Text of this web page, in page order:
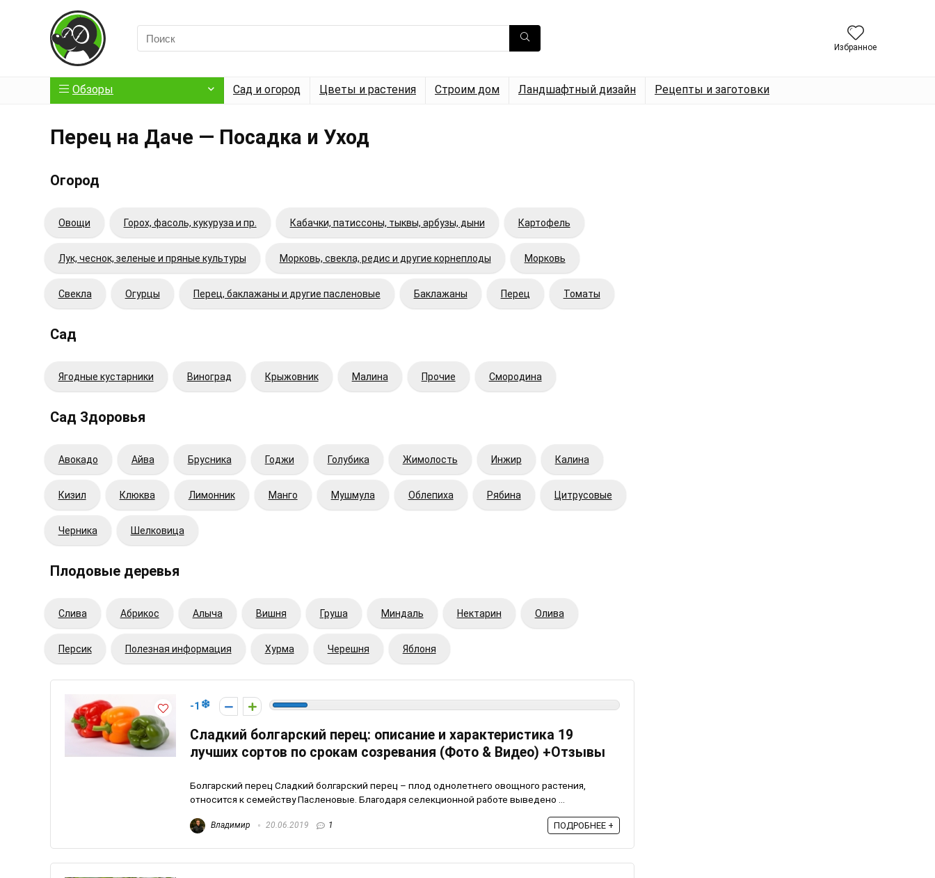
Избранное
Обзоры Сад и огород Цветы и растения Строим дом Ландшафтный дизайн Рецепты и заготовки
Перец на Даче — Посадка и Уход
Огород
Овощи Горох, фасоль, кукуруза и пр. Кабачки, патиссоны, тыквы, арбузы, дыни Картофель
Лук, чеснок, зеленые и пряные культуры Морковь, свекла, редис и другие корнеплоды Морковь
Свекла Огурцы Перец, баклажаны и другие пасленовые Баклажаны Перец Томаты
Сад
Ягодные кустарники Виноград Крыжовник Малина Прочие Смородина
Сад Здоровья
Авокадо Айва Брусника Годжи Голубика Жимолость Инжир Калина
Кизил Клюква Лимонник Манго Мушмула Облепиха Рябина Цитрусовые
Черника Шелковица
Плодовые деревья
Cлива Абрикос Алыча Вишня Груша Миндаль Нектарин Олива
Персик Полезная информация Хурма Черешня Яблоня
-1
Сладкий болгарский перец: описание и характеристика 19
лучших сортов по срокам созревания (Фото & Видео) +Отзывы
Болгарский перец Сладкий болгарский перец – плод однолетнего овощного растения,
относится к семейству Пасленовые. Благодаря селекционной работе выведено ...
Владимир 20.06.2019 1 ПОДРОБНЕЕ +